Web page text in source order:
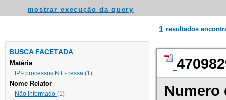
mostrar execução da query
BUSCA FACETADA
Matéria
IPI- processos NT - ressa (1)
Nome Relator
Não Informado (1)
1 resultados
Numero